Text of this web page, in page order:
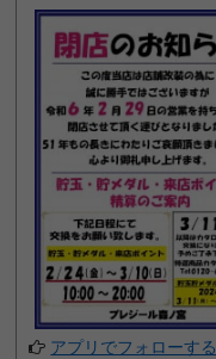
アプリでフォローする